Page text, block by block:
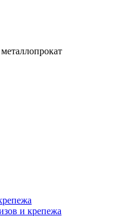
и крепежа